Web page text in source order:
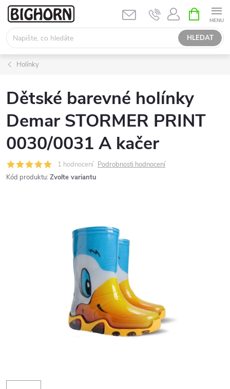
Přejít
obsah
HLEDAT
NÁKUPNÍ
KOŠÍK
Holínky
Dětské barevné holínky
Demar STORMER PRINT
0030/0031 A kačer
1 hodnocení Podrobnosti hodnocení
Kód produktu: Zvolte variantu